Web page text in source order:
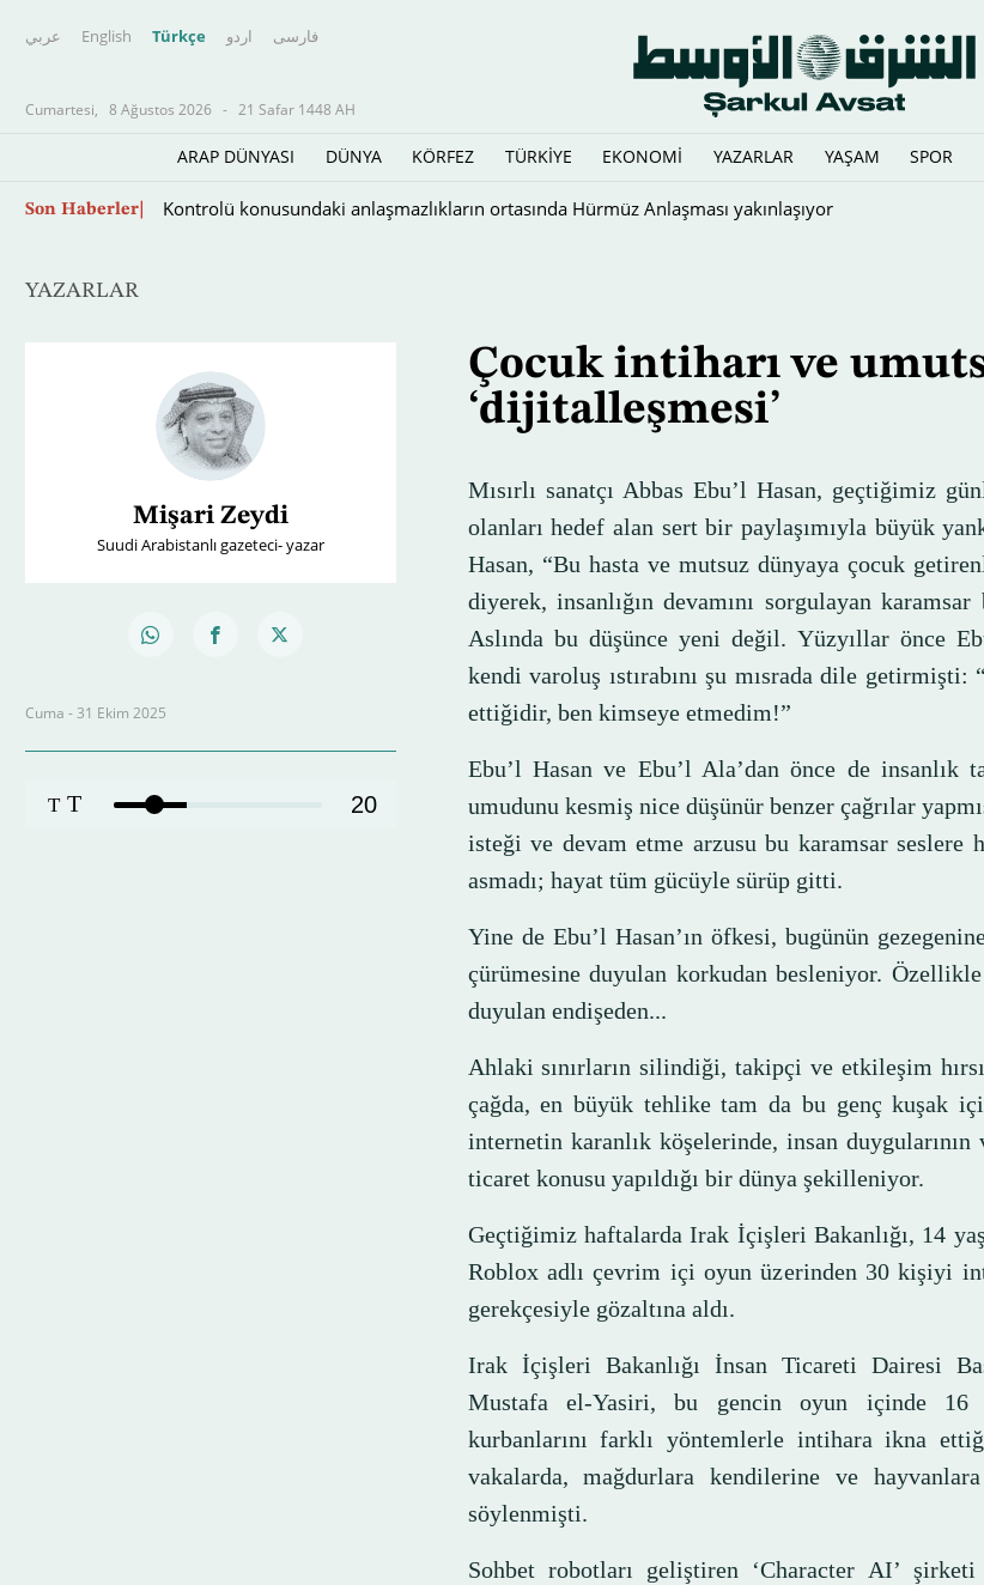
عربي English Türkçe اردو فارسى
Cumartesi, 8 Ağustos 2026 - 21 Safar 1448 AH
ARAP DÜNYASI DÜNYA KÖRFEZ TÜRKİYE EKONOMİ YAZARLAR YAŞAM SPOR
Son Haberler
YAZARLAR
Mişari Zeydi
Suudi Arabistanlı gazeteci- yazar
Cuma - 31 Ekim 2025
T T 20
Çocuk intiharı ve
‘dijitalleşmesi’
Mısırlı sanatçı Abbas Ebu’l Hasan, geçtiğimiz
olanları hedef alan sert bir paylaşımıyla büyük
Hasan, “Bu hasta ve mutsuz dünyaya çocuk
diyerek, insanlığın devamını sorgulayan
Aslında bu düşünce yeni değil. Yüzyıllar önce
kendi varoluş ıstırabını şu mısrada dile getirmişti:
ettiğidir, ben kimseye etmedim!”
Ebu’l Hasan ve Ebu’l Ala’dan önce de insanlık
umudunu kesmiş nice düşünür benzer çağrılar
isteği ve devam etme arzusu bu karamsar seslere
asmadı; hayat tüm gücüyle sürüp gitti.
Yine de Ebu’l Hasan’ın öfkesi, bugünün
çürümesine duyulan korkudan besleniyor.
duyulan endişeden...
Ahlaki sınırların silindiği, takipçi ve etkileşim
çağda, en büyük tehlike tam da bu genç kuşak
internetin karanlık köşelerinde, insan
ticaret konusu yapıldığı bir dünya şekilleniyor.
Geçtiğimiz haftalarda Irak İçişleri Bakanlığı, 14
Roblox adlı çevrim içi oyun üzerinden 30 kişiyi
gerekçesiyle gözaltına aldı.
Irak İçişleri Bakanlığı İnsan Ticareti Dairesi
Mustafa el-Yasiri, bu gencin oyun içinde 16
kurbanlarını farklı yöntemlerle intihara ikna
vakalarda, mağdurlara kendilerine ve
söylenmişti.
Sohbet robotları geliştiren ‘Character AI’